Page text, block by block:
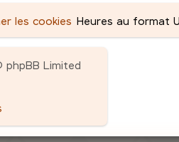
Heures au format
les cookies
Limited